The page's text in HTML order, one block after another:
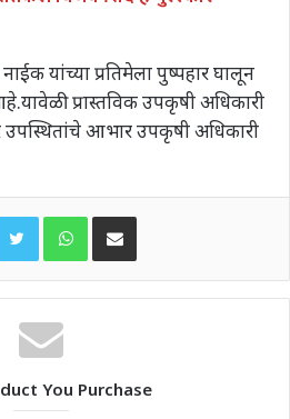
यांच्या प्रतिमेला पुष्पहार घालून
प्रास्तविक उपकृषी अधिकारी
आभार उपकृषी अधिकारी
WhatsAppShare via Email
You Purchase